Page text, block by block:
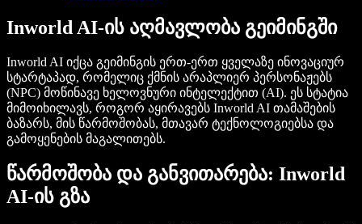
Inworld AI-ის აღმავლობა გეიმინგში
Inworld AI იქცა გეიმინგის ერთ-ერთ ყველაზე ინოვაციურ
სტარტაპად, რომელიც ქმნის არაპლიერ პერსონაჟებს
(NPC) მოწინავე ხელოვნური ინტელექტით (AI). ეს სტატია
მიმოიხილავს, როგორ აყირავებს Inworld AI თამაშების
ბაზარს, მის წარმოშობას, მთავარ ტექნოლოგიებსა და
გამოყენების მაგალითებს.
წარმოშობა და განვითარება: Inworld
AI-ის გზა